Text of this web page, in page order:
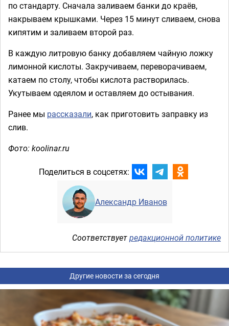
по стандарту. Сначала заливаем банки до краёв,
накрываем крышками. Через 15 минут сливаем, снова
кипятим и заливаем второй раз.
В каждую литровую банку добавляем чайную ложку
лимонной кислоты. Закручиваем, переворачиваем,
катаем по столу, чтобы кислота растворилась.
Укутываем одеялом и оставляем до остывания.
Ранее мы рассказали, как приготовить заправку из
слив.
Фото: koolinar.ru
Поделиться в соцсетях:
Александр Иванов
Соответствуетредакционной политике
Другие новости за сегодня